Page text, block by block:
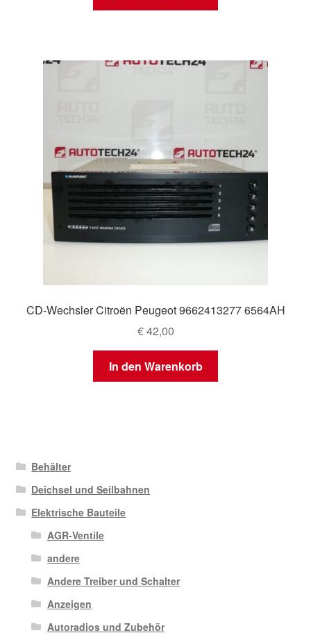
CD-Wechsler Citroën Peugeot 9662413277 6564AH
€42,00
In den Warenkorb
Behälter
Deichsel und Seilbahnen
Elektrische Bauteile
AGR-Ventile
andere
Andere Treiber und Schalter
Anzeigen
Autoradios und Zubehör